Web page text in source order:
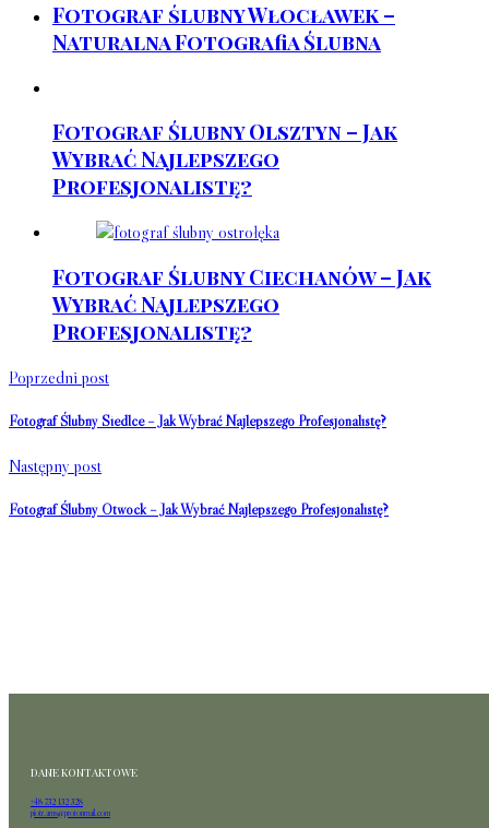
Fotograf ślubny Włocławek –
Naturalna Fotografia Ślubna
Fotograf Ślubny Olsztyn – Jak
Wybrać Najlepszego
Profesjonalistę?
Fotograf Ślubny Ciechanów – Jak
Wybrać Najlepszego
Profesjonalistę?
Poprzedni post
Fotograf Ślubny Siedlce – Jak Wybrać Najlepszego Profesjonalistę?
Następny post
Fotograf Ślubny Otwock – Jak Wybrać Najlepszego Profesjonalistę?
DANE KONTAKTOWE
+48 732 132 328
piotr.ams@protonmail.com